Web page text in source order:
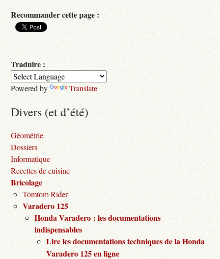
Recommander cette page :
Traduire :
Powered by Translate
Divers (et d’été)
Géométrie
Dossiers
Informatique
Recettes de cuisine
Bricolage
Tomtom Rider
Varadero 125
Honda Varadero : les documentations
indispensables
Lire les documentations techniques de la Honda
Varadero 125 en ligne